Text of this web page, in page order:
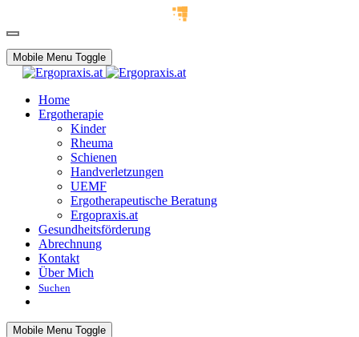
Mobile Menu Toggle
Home
Ergotherapie
Kinder
Rheuma
Schienen
Handverletzungen
UEMF
Ergotherapeutische Beratung
Ergopraxis.at
Gesundheitsförderung
Abrechnung
Kontakt
Über Mich
Suchen
Mobile Menu Toggle